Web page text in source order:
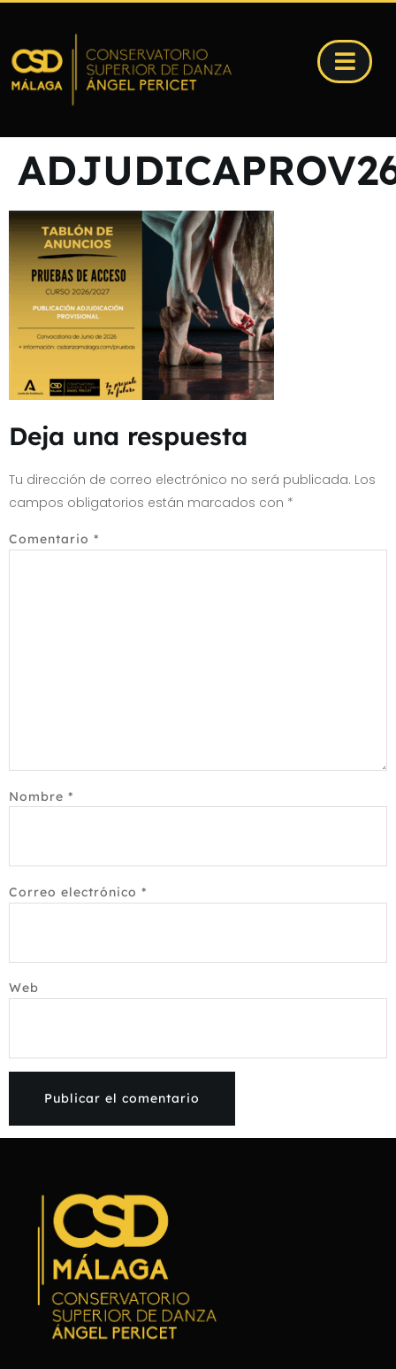
Deja una respuesta
Tu dirección de correo electrónico no será publicada. Los
campos obligatorios están marcados con *
Comentario *
Nombre *
Correo electrónico *
Web